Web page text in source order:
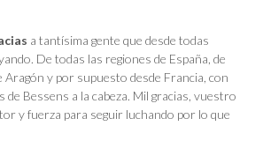
a tantísima gente que desde todas
De todas las regiones de España, de
Aragón y por supuesto desde Francia, con
Bessens a la cabeza. Mil gracias, vuestro
y fuerza para seguir luchando por lo que